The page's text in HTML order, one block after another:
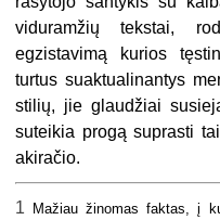
viduramžių tekstai,
egzistavi­mą kurios
turtus suaktualinantys
stilių, jie glaudžiai
suteikia progą suprasti
akiračio.
1 Mažiau žinomas faktas, į